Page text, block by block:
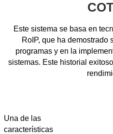
Este sistema se basa en
RoIP, que ha demostrado
programas y en la
sistemas. Este historial
Una de las
características